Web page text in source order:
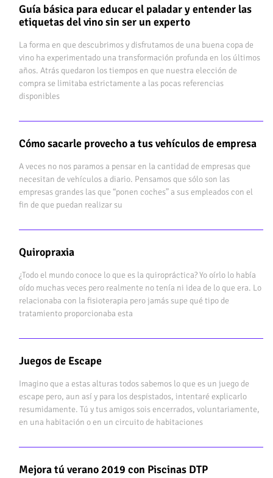
Guía básica para educar el paladar y entender las
etiquetas del vino sin ser un experto
La forma en que descubrimos y disfrutamos de una buena copa de
vino ha experimentado una transformación profunda en los últimos
años. Atrás quedaron los tiempos en que nuestra elección de
compra se limitaba estrictamente a las pocas referencias
disponibles
Cómo sacarle provecho a tus vehículos de empresa
A veces no nos paramos a pensar en la cantidad de empresas que
necesitan de vehículos a diario. Pensamos que sólo son las
empresas grandes las que “ponen coches” a sus empleados con el
fin de que puedan realizar su
Quiropraxia
¿Todo el mundo conoce lo que es la quiropráctica? Yo oírlo lo había
oído muchas veces pero realmente no tenía ni idea de lo que era. Lo
relacionaba con la fisioterapia pero jamás supe qué tipo de
tratamiento proporcionaba esta
Juegos de Escape
Imagino que a estas alturas todos sabemos lo que es un juego de
escape pero, aun así y para los despistados, intentaré explicarlo
resumidamente. Tú y tus amigos sois encerrados, voluntariamente,
en una habitación o en un circuito de habitaciones
Mejora tú verano 2019 con Piscinas DTP